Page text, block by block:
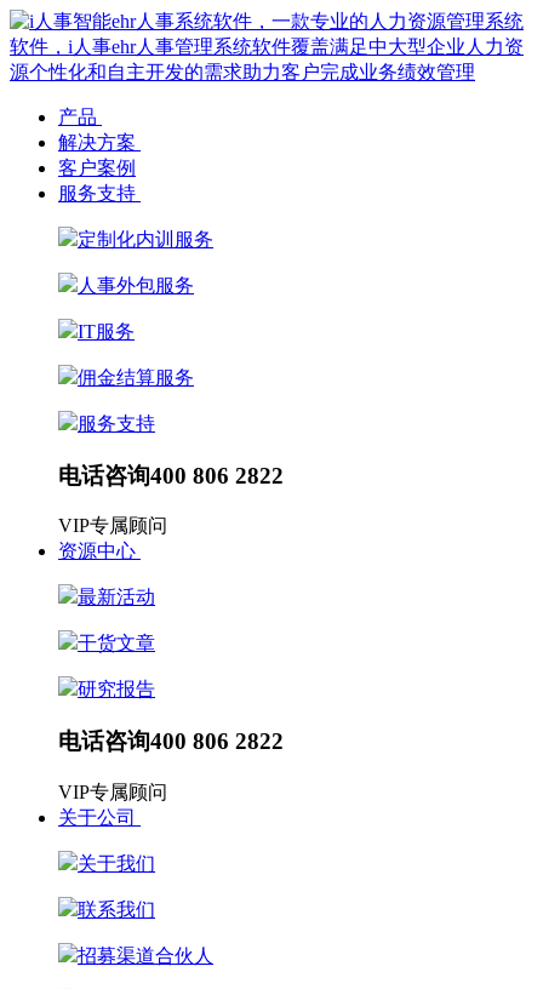
产品
解决方案
客户案例
服务支持
定制化内训服务
人事外包服务
IT服务
佣金结算服务
服务支持
电话咨询400 806 2822
VIP专属顾问
资源中心
最新活动
干货文章
研究报告
电话咨询400 806 2822
VIP专属顾问
关于公司
关于我们
联系我们
招募渠道合伙人